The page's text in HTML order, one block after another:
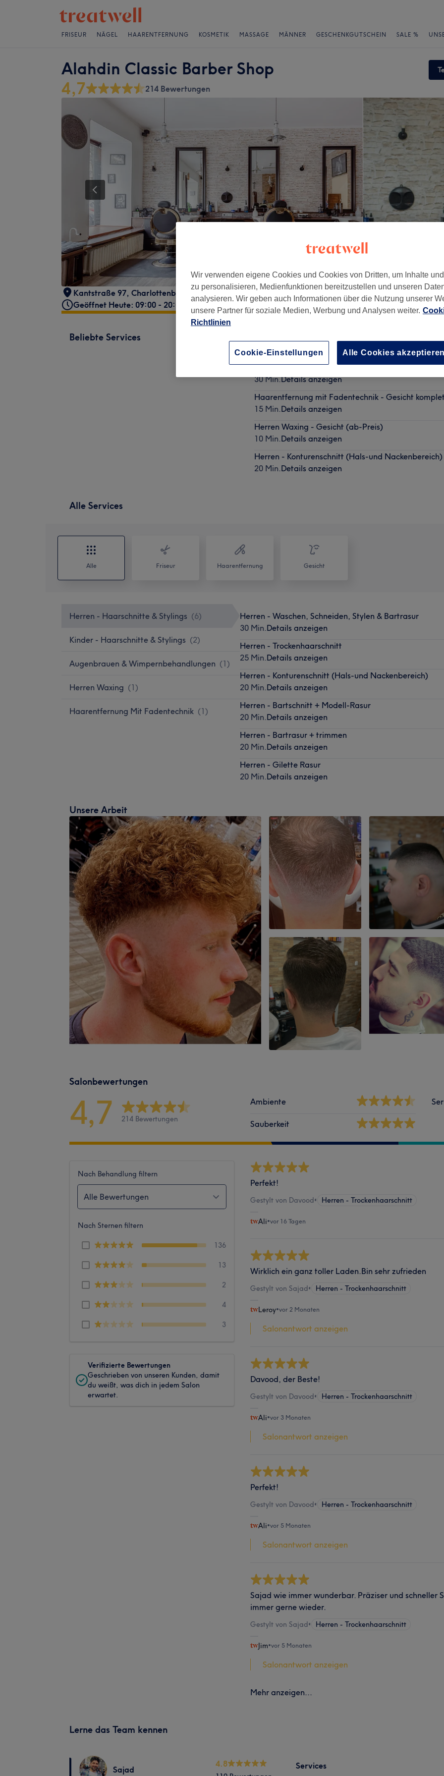
FRISEUR NÄGEL HAARENTFERNUNG KOSMETIK MASSAGE MÄNNER GESCHENKGUTSCHEIN SALE %
Alahdin Classic Barber Shop
4,7 214 Bewertungen
Kantstraße 97, Charlottenburg , Berlin, 10672
Geöffnet Heute: 09:00 - 20:00
Beliebte Services
25 Min.Details anzeigen
Herren - Waschen, Schneiden, Stylen & Bartrasur
30 Min.Details anzeigen
Haarentfernung mit Fadentechnik - Gesicht
15 Min.Details anzeigen
Herren Waxing - Gesicht (ab-Preis)
10 Min.Details anzeigen
Herren - Konturenschnitt (Hals-und Nackenbereich)
20 Min.Details anzeigen
Alle Services
Alle Friseur Haarentfernung Gesicht
Herren - Haarschnitte & Stylings (6)
Kinder - Haarschnitte & Stylings (2)
Augenbrauen & Wimpernbehandlungen (1)
Herren Waxing (1)
Haarentfernung Mit Fadentechnik (1)
Herren - Waschen, Schneiden, Stylen & Bartrasur
30 Min.Details anzeigen
Herren - Trockenhaarschnitt
25 Min.Details anzeigen
Herren - Konturenschnitt (Hals-und Nackenbereich)
20 Min.Details anzeigen
Herren - Bartschnitt + Modell-Rasur
20 Min.Details anzeigen
Herren - Bartrasur + trimmen
20 Min.Details anzeigen
Herren - Gilette Rasur
20 Min.Details anzeigen
Unsere Arbeit
Salonbewertungen
4,7 214 Bewertungen
Ambiente
Sauberkeit
Nach Behandlung filtern
Alle Bewertungen
Nach Sternen filtern
136
13
2
4
3
Verifizierte Bewertungen
Geschrieben von unseren Kunden, damit
du weißt, was dich in jedem Salon
erwartet.
Perfekt!
Gestylt von Davood• Herren - Trockenhaarschnitt
Ali•vor 16 Tagen
Wirklich ein ganz toller Laden.Bin sehr zufrieden
Gestylt von Sajad• Herren - Trockenhaarschnitt
Leroy•vor 2 Monaten
Salonantwort anzeigen
Davood, der Beste!
Gestylt von Davood• Herren - Trockenhaarschnitt
Ali•vor 3 Monaten
Salonantwort anzeigen
Perfekt!
Gestylt von Davood• Herren - Trockenhaarschnitt
Ali•vor 5 Monaten
Salonantwort anzeigen
Sajad wie immer wunderbar. Präziser und schneller
immer gerne wieder.
Gestylt von Sajad• Herren - Trockenhaarschnitt
Jim•vor 5 Monaten
Salonantwort anzeigen
Mehr anzeigen...
Lerne das Team kennen
Sajad
4.8 Services
Wir verwenden eigene Cookies und Cookies von Dritten, um Inhalte
zu personalisieren, Medienfunktionen bereitzustellen und unseren
analysieren. Wir geben auch Informationen über die Nutzung unserer
unsere Partner für soziale Medien, Werbung und Analysen weiter.
Richtlinien
Cookie-Einstellungen Alle Cookies